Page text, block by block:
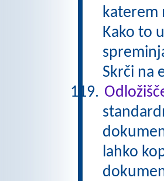
katerem
Kako to
Skrči na
lahko